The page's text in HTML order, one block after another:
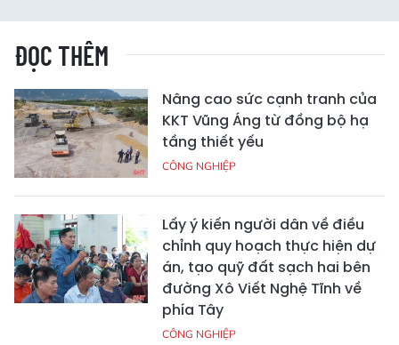
ĐỌC THÊM
Nâng cao sức cạnh tranh của
KKT Vũng Áng từ đồng bộ hạ
tầng thiết yếu
CÔNG NGHIỆP
Lấy ý kiến người dân về điều
chỉnh quy hoạch thực hiện dự
án, tạo quỹ đất sạch hai bên
đường Xô Viết Nghệ Tĩnh về
phía Tây
CÔNG NGHIỆP